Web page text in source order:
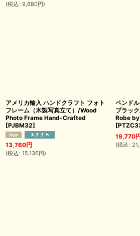
(税込 : 9,680円)
アメリカ輸入 ハンドクラフト フォト
フレーム（木製写真立て）/Wood
Photo Frame Hand-Crafted
[PJBM32]
13,760円
(税込 : 15,136円)
ペンド
ブラッ
Robe
[
19,770
(税込 :